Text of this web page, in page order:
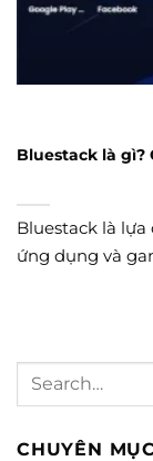
Bluestack là gì?
Bluestack là
ứng dụng và
CHUYÊN MỤC